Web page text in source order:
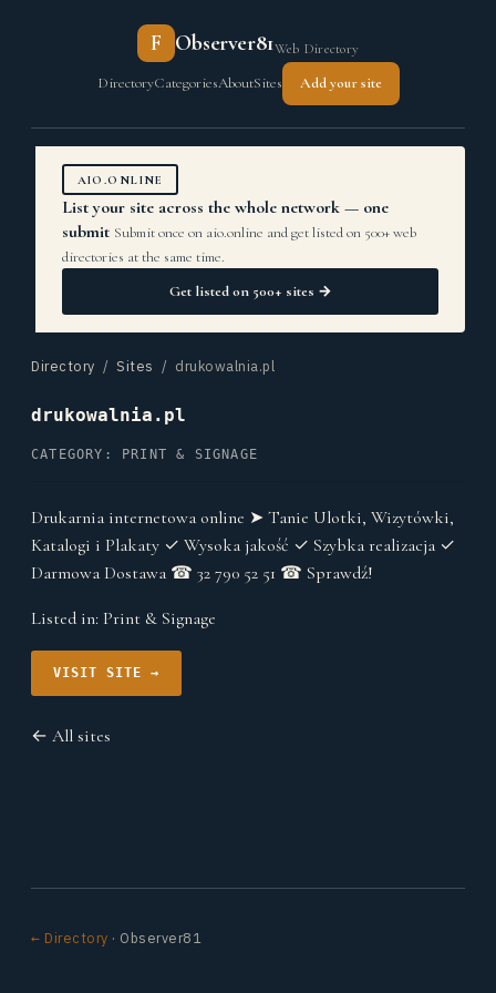
F Observer81Web Directory
DirectoryCategoriesAboutSites Add your site
AIO.ONLINE
List your site across the whole network — one
submit Submit once on aio.online and get listed on 500+ web
directories at the same time.
Get listed on 500+ sites →
Directory / Sites / drukowalnia.pl
drukowalnia.pl
CATEGORY: PRINT & SIGNAGE
Drukarnia internetowa online ➤ Tanie Ulotki, Wizytówki,
Katalogi i Plakaty ✓ Wysoka jakość ✓ Szybka realizacja ✓
Darmowa Dostawa ☎ 32 790 52 51 ☎ Sprawdź!
Listed in: Print & Signage
VISIT SITE →
← All sites
← Directory · Observer81